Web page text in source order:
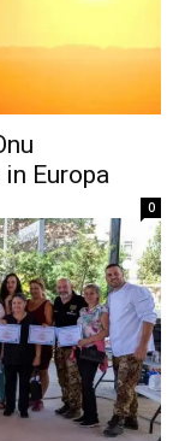
in Europa
0